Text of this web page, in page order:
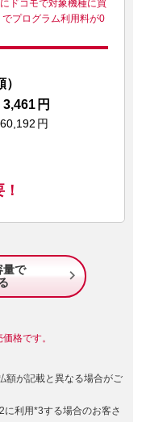
ドコモで対象機種に買
プログラム利用料が0
3,461 円
60,192 円
量で

格です。
額が記載と異なる場合がご
利用*3する場合のお客さ